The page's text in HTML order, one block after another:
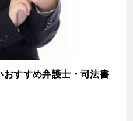
すすめ弁護士・司法書